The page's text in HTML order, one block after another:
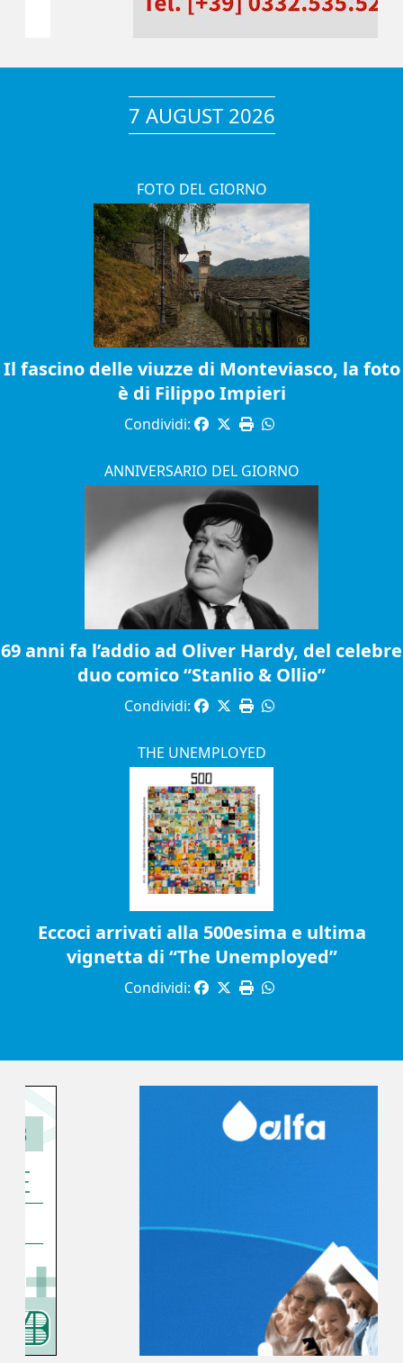
7 AUGUST 2026
FOTO DEL GIORNO
Il fascino delle viuzze di Monteviasco, la foto
è di Filippo Impieri
Condividi:
ANNIVERSARIO DEL GIORNO
69 anni fa l’addio ad Oliver Hardy, del celebre
duo comico “Stanlio & Ollio”
Condividi:
THE UNEMPLOYED
Eccoci arrivati alla 500esima e ultima
vignetta di “The Unemployed”
Condividi: